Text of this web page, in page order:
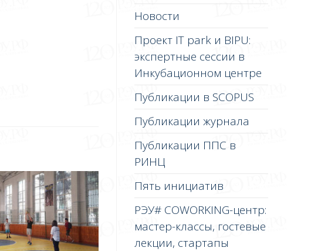
Новости
Проект IT park и BIPU:
экспертные сессии в
Инкубационном центре
Публикации в SCOPUS
Публикации журнала
Публикации ППС в
РИНЦ
Пять инициатив
РЭУ# COWORKING-центр:
мастер-классы, гостевые
лекции, стартапы